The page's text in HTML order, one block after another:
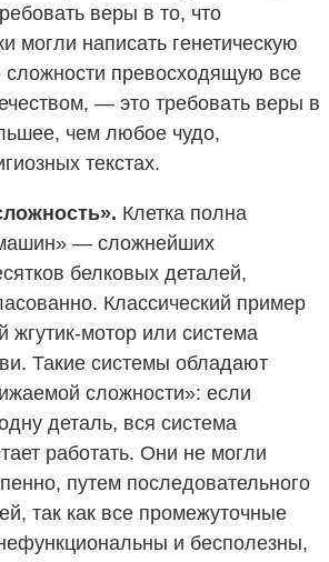
веры в то, что
могли написать генетическую
сложности превосходящую все
— это требовать веры в
чем любое чудо,
текстах.
Клетка полна
— сложнейших
белковых деталей,
Классический пример
мотор или система
Такие системы обладают
сложности»: если
деталь, вся система
работать. Они не могли
путем последовательного
так как все промежуточные
и бесполезны,